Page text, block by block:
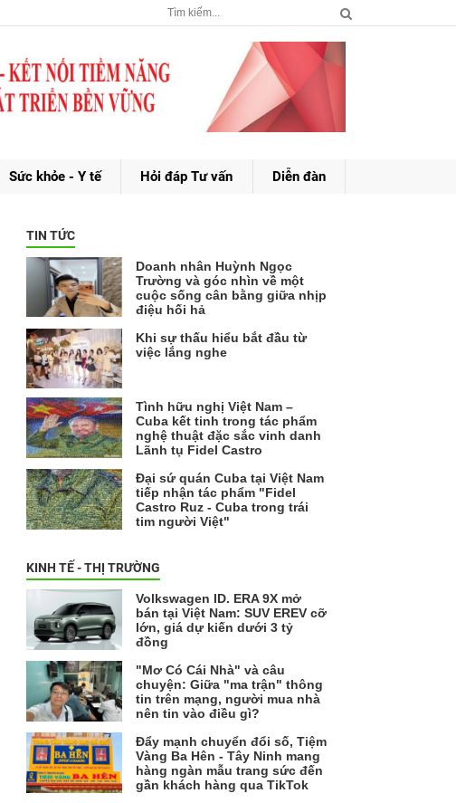
Sức khỏe - Y tế Hỏi đáp Tư vấn Diễn đàn
TIN TỨC
Doanh nhân Huỳnh Ngọc
Trường và góc nhìn về một
cuộc sống cân bằng giữa nhịp
điệu hối hả
Khi sự thấu hiểu bắt đầu từ
việc lắng nghe
Tình hữu nghị Việt Nam –
Cuba kết tinh trong tác phẩm
nghệ thuật đặc sắc vinh danh
Lãnh tụ Fidel Castro
Đại sứ quán Cuba tại Việt Nam
tiếp nhận tác phẩm "Fidel
Castro Ruz - Cuba trong trái
tim người Việt"
KINH TẾ - THỊ TRƯỜNG
Volkswagen ID. ERA 9X mở
bán tại Việt Nam: SUV EREV cỡ
lớn, giá dự kiến dưới 3 tỷ
đồng
"Mơ Có Cái Nhà" và câu
chuyện: Giữa "ma trận" thông
tin trên mạng, người mua nhà
nên tin vào điều gì?
Đẩy mạnh chuyển đổi số, Tiệm
Vàng Ba Hên - Tây Ninh mang
hàng ngàn mẫu trang sức đến
gần khách hàng qua TikTok